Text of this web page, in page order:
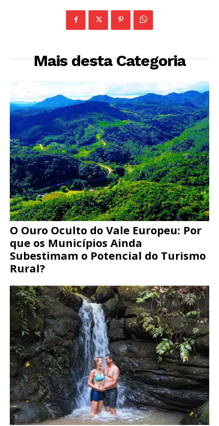
Mais desta Categoria
O Ouro Oculto do Vale Europeu: Por
que os Municípios Ainda
Subestimam o Potencial do Turismo
Rural?